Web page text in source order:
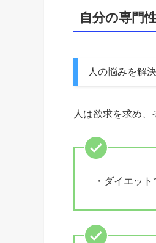
自分の専門
人の悩みを解
人は欲求を求め、
・ダイエッ